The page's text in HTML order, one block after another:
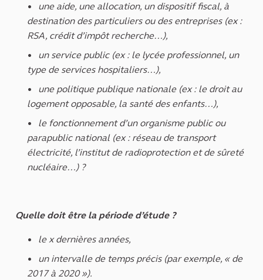
une aide, une allocation, un dispositif fiscal, à
destination des particuliers ou des entreprises (ex :
RSA, crédit d’impôt recherche…),
un service public (ex : le lycée professionnel, un
type de services hospitaliers…),
une politique publique nationale (ex : le droit au
logement opposable, la santé des enfants…),
le fonctionnement d’un organisme public ou
parapublic national (ex : réseau de transport
électricité, l’institut de radioprotection et de sûreté
nucléaire…) ?
Quelle doit être la période d’étude ?
le x dernières années,
un intervalle de temps précis (par exemple, « de
2017 à 2020 »).